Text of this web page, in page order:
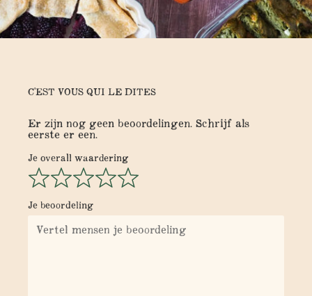
C'EST VOUS QUI LE DITES
Er zijn nog geen beoordelingen. Schrijf als
eerste er een.
Je overall waardering
Je beoordeling